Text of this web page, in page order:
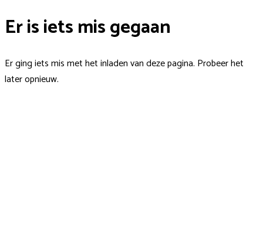
Er is iets mis gegaan
Er ging iets mis met het inladen van deze pagina. Probeer het
later opnieuw.